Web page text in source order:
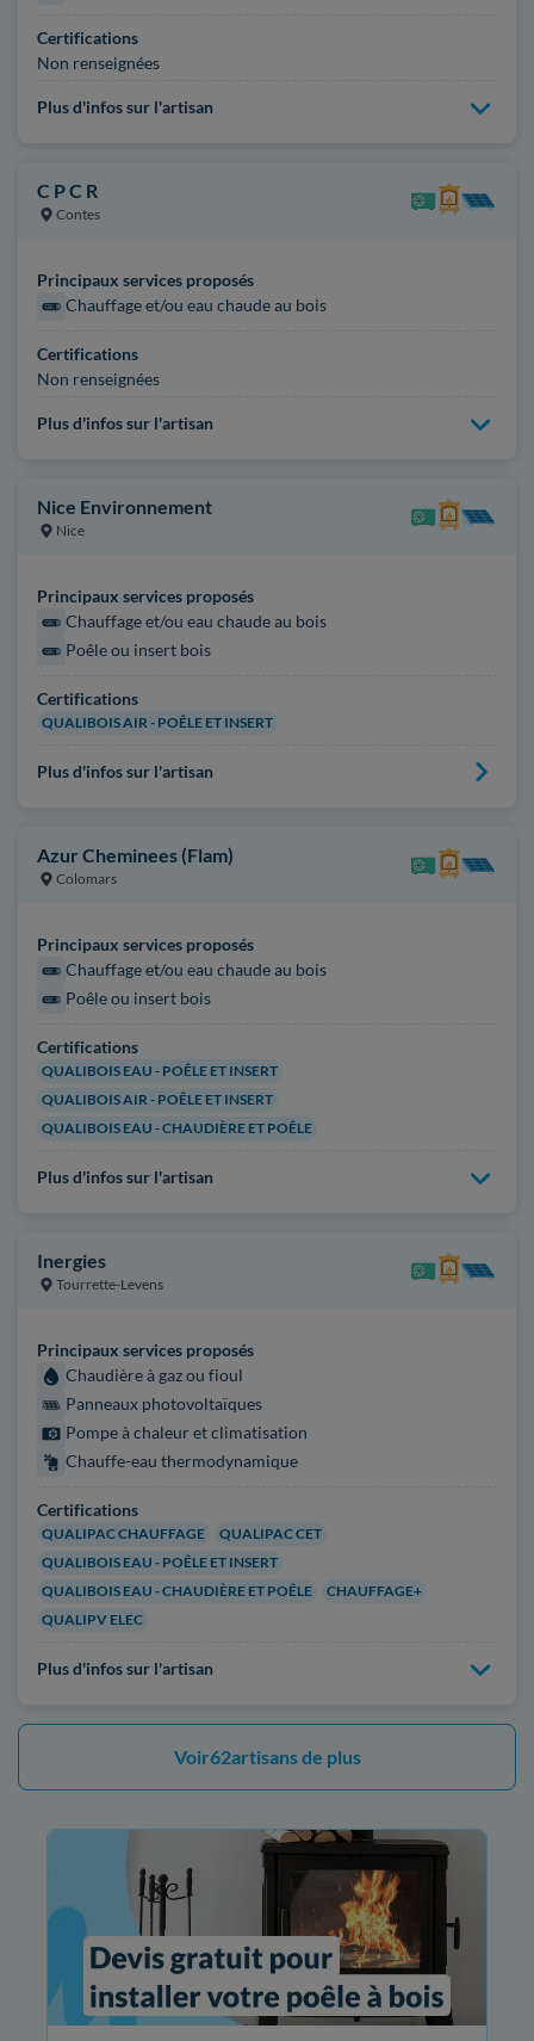
Certifications
Non renseignées
Plus d'infos sur l'artisan
C P C R
Contes
Principaux services proposés
Chauffage et/ou eau chaude au bois
Certifications
Non renseignées
Plus d'infos sur l'artisan
Nice Environnement
Nice
Principaux services proposés
Chauffage et/ou eau chaude au bois
Poêle ou insert bois
Certifications
QUALIBOIS AIR - POÊLE ET INSERT
Plus d'infos sur l'artisan
Azur Cheminees (Flam)
Colomars
Principaux services proposés
Chauffage et/ou eau chaude au bois
Poêle ou insert bois
Certifications
QUALIBOIS EAU - POÊLE ET INSERT
QUALIBOIS AIR - POÊLE ET INSERT
QUALIBOIS EAU - CHAUDIÈRE ET POÊLE
Plus d'infos sur l'artisan
Inergies
Tourrette-Levens
Principaux services proposés
Chaudière à gaz ou fioul
Panneaux photovoltaïques
Pompe à chaleur et climatisation
Chauffe-eau thermodynamique
Certifications
QUALIPAC CHAUFFAGE
QUALIPAC CET
QUALIBOIS EAU - POÊLE ET INSERT
QUALIBOIS EAU - CHAUDIÈRE ET POÊLE
CHAUFFAGE+
QUALIPV ELEC
Plus d'infos sur l'artisan
Voir62artisans de plus